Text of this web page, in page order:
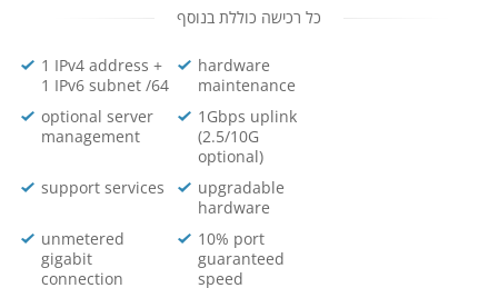
כל רכישה כוללת בנוסף
1 IPv4 address +
1 IPv6 subnet /64
hardware
maintenance
optional server
management
1Gbps uplink
(2.5/10G
optional)
support services
upgradable
hardware
unmetered
gigabit
connection
10% port
guaranteed
speed